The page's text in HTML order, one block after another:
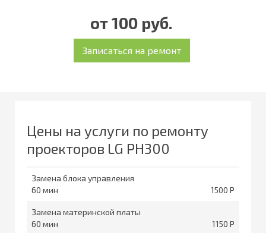
от 100 руб.
Цены на услуги по ремонту
проекторов LG PH300
Замена блока управления
60
1500
Замена материнской платы
60
1150